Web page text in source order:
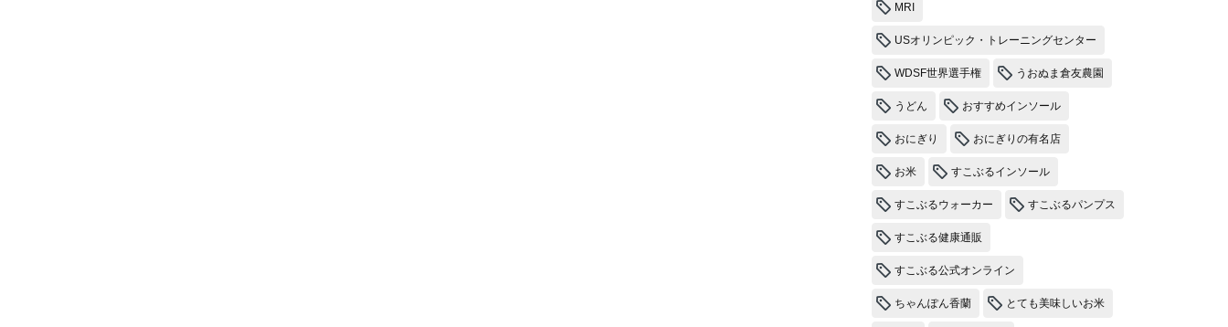
MRI
USオリンピック・トレーニングセンター
WDSF世界選手権 うおぬま倉友農園
うどん おすすめインソール
おにぎり おにぎりの有名店
お米 すこぶるインソール
すこぶるウォーカー すこぶるパンプス
すこぶる健康通販
すこぶる公式オンライン
ちゃんぽん香蘭 とても美味しいお米